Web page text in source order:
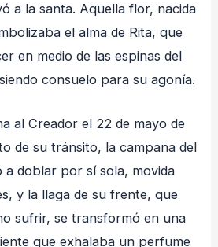
a la santa. Aquella flor, nacida
el alma de Rita, que
en medio de las espinas del
consuelo para su agonía.
al Creador el 22 de mayo de
de su tránsito, la campana del
a doblar por sí sola, movida
y la llaga de su frente, que
sufrir, se transformó en una
que exhalaba un perfume